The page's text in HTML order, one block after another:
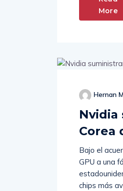
More
Hernan
Nvidia
Corea
Bajo el
GPU a una
chips más